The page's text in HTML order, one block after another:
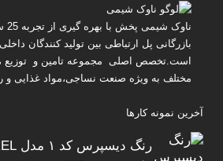
ناوک شیمی پخش
بازرگانی پل ارتباطی بین تولید کنندگان
است.تخصص اصلی مجموعه تامین و توزیع
مختلف به ویژه صنعت نساجی،مواد غذایی
آخرین نمونه کارها
رنگ دیسپرس کد ۱ مدل disp brown 3REL